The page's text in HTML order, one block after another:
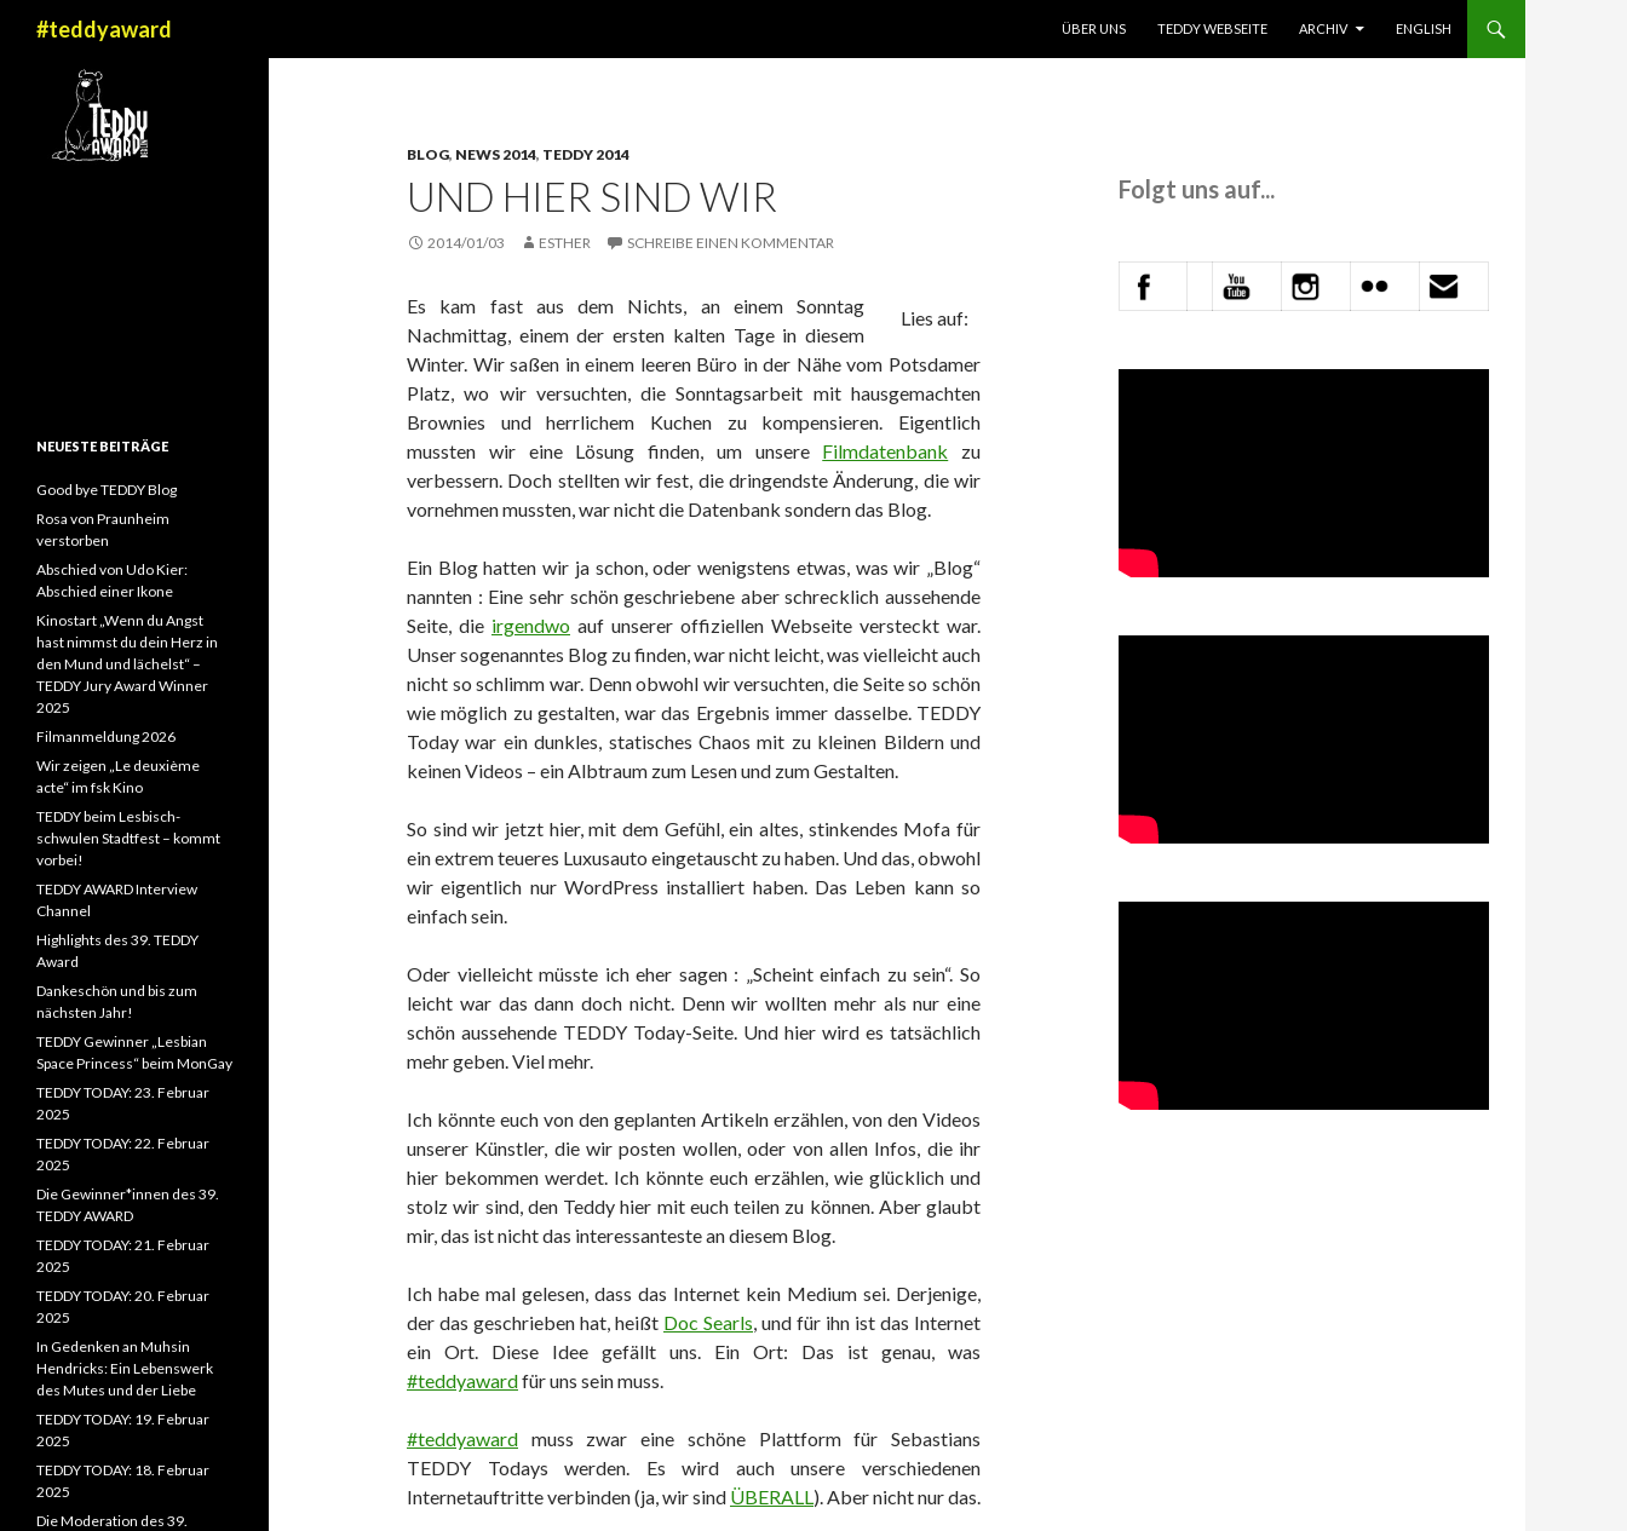
#teddyaward
ÜBER UNS
TEDDY WEBSEITE ARCHIV ENGLISH
BLOG, NEWS 2014, TEDDY 2014
UND HIER SIND WIR
2014/01/03 ESTHER SCHREIBE EINEN KOMMENTAR
Lies auf:
Es kam fast aus dem Nichts, an einem Sonntag
Nachmittag, einem der ersten kalten Tage in diesem
Winter. Wir saßen in einem leeren Büro in der Nähe vom Potsdamer
Platz, wo wir versuchten, die Sonntagsarbeit mit hausgemachten
Brownies und herrlichem Kuchen zu kompensieren. Eigentlich
mussten wir eine Lösung finden, um unsere Filmdatenbank zu
verbessern. Doch stellten wir fest, die dringendste Änderung, die wir
vornehmen mussten, war nicht die Datenbank sondern das Blog.
Ein Blog hatten wir ja schon, oder wenigstens etwas, was wir „Blog“
nannten : Eine sehr schön geschriebene aber schrecklich aussehende
Seite, die irgendwo auf unserer offiziellen Webseite versteckt war.
Unser sogenanntes Blog zu finden, war nicht leicht, was vielleicht auch
nicht so schlimm war. Denn obwohl wir versuchten, die Seite so schön
wie möglich zu gestalten, war das Ergebnis immer dasselbe. TEDDY
Today war ein dunkles, statisches Chaos mit zu kleinen Bildern und
keinen Videos – ein Albtraum zum Lesen und zum Gestalten.
So sind wir jetzt hier, mit dem Gefühl, ein altes, stinkendes Mofa für
ein extrem teueres Luxusauto eingetauscht zu haben. Und das, obwohl
wir eigentlich nur WordPress installiert haben. Das Leben kann so
einfach sein.
Oder vielleicht müsste ich eher sagen : „Scheint einfach zu sein“. So
leicht war das dann doch nicht. Denn wir wollten mehr als nur eine
schön aussehende TEDDY Today-Seite. Und hier wird es tatsächlich
mehr geben. Viel mehr.
Ich könnte euch von den geplanten Artikeln erzählen, von den Videos
unserer Künstler, die wir posten wollen, oder von allen Infos, die ihr
hier bekommen werdet. Ich könnte euch erzählen, wie glücklich und
stolz wir sind, den Teddy hier mit euch teilen zu können. Aber glaubt
mir, das ist nicht das interessanteste an diesem Blog.
Ich habe mal gelesen, dass das Internet kein Medium sei. Derjenige,
der das geschrieben hat, heißt Doc Searls, und für ihn ist das Internet
ein Ort. Diese Idee gefällt uns. Ein Ort: Das ist genau, was
#teddyawardfür uns sein muss.
#teddyaward muss zwar eine schöne Plattform für Sebastians
TEDDY Todays werden. Es wird auch unsere verschiedenen
Internetauftritte verbinden (ja, wir sind ÜBERALL). Aber nicht nur das.
Folgt uns auf...
NEUESTE BEITRÄGE
Good bye TEDDY Blog
Rosa von Praunheim
verstorben
Abschied von Udo Kier:
Abschied einer Ikone
Kinostart „Wenn du Angst
hast nimmst du dein Herz in
den Mund und lächelst“ –
TEDDY Jury Award Winner
2025
Filmanmeldung 2026
Wir zeigen „Le deuxième
acte“ im fsk Kino
TEDDY beim Lesbisch-
schwulen Stadtfest – kommt
vorbei!
TEDDY AWARD Interview
Channel
Highlights des 39. TEDDY
Award
Dankeschön und bis zum
nächsten Jahr!
TEDDY Gewinner „Lesbian
Space Princess“ beim MonGay
TEDDY TODAY: 23. Februar
2025
TEDDY TODAY: 22. Februar
2025
Die Gewinner*innen des 39.
TEDDY AWARD
TEDDY TODAY: 21. Februar
2025
TEDDY TODAY: 20. Februar
2025
In Gedenken an Muhsin
Hendricks: Ein Lebenswerk
des Mutes und der Liebe
TEDDY TODAY: 19. Februar
2025
TEDDY TODAY: 18. Februar
2025
Die Moderation des 39.